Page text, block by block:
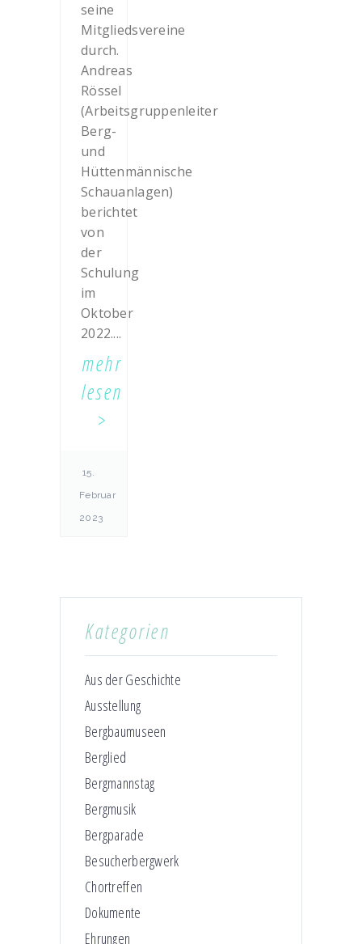
seine
Mitgliedsvereine
durch.
Andreas
Rössel
(Arbeitsgruppenleiter
Berg-
und
Hüttenmännische
Schauanlagen)
berichtet
von
der
Schulung
im
Oktober
2022....
mehr
lesen
15.
Februar
2023
Kategorien
Aus der Geschichte
Ausstellung
Bergbaumuseen
Berglied
Bergmannstag
Bergmusik
Bergparade
Besucherbergwerk
Chortreffen
Dokumente
Ehrungen